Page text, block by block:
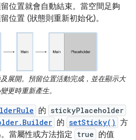
位置就會自動結束。當空間足夠
位置 (狀態則重新初始化)。
展開。預留位置活動完成，並在顯示大
更時重新產生。
的 stickyPlaceholder
的 setSticky() 方
當屬性或方法指定 true 的值